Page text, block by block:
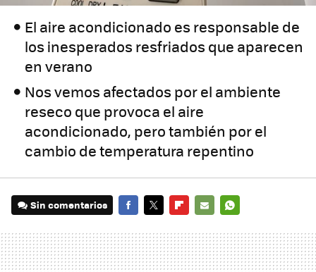
El aire acondicionado es responsable de
los inesperados resfriados que aparecen
en verano
Nos vemos afectados por el ambiente
reseco que provoca el aire
acondicionado, pero también por el
cambio de temperatura repentino
Sin comentarios
MAIL